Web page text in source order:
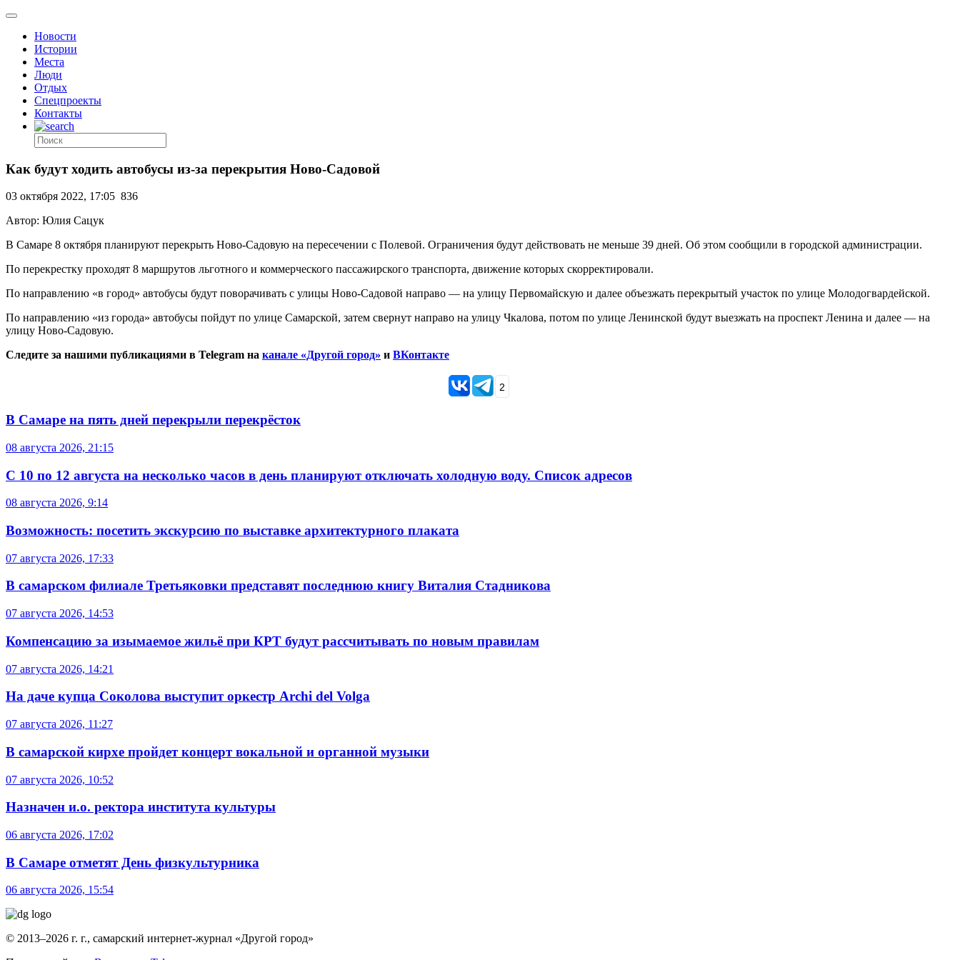
Новости
Истории
Места
Люди
Отдых
Спецпроекты
Контакты
Как будут ходить автобусы из-за перекрытия Ново-Садовой
03 октября 2022, 17:05 836
Автор: Юлия Сацук
В Самаре 8 октября планируют перекрыть Ново-Садовую на пересечении с Полевой. Ограничения будут действовать не меньше 39 дней. Об этом сообщили в городской администрации.
По перекрестку проходят 8 маршрутов льготного и коммерческого пассажирского транспорта, движение которых скорректировали.
По направлению «в город» автобусы будут поворачивать с улицы Ново-Садовой направо — на улицу Первомайскую и далее объезжать перекрытый участок по улице Молодогвардейской.
По направлению «из города» автобусы пойдут по улице Самарской, затем свернут направо на улицу Чкалова, потом по улице Ленинской будут выезжать на проспект Ленина и далее — на
улицу Ново-Садовую.
Следите за нашими публикациями в Telegram на канале «Другой город» и ВКонтакте
2
В Самаре на пять дней перекрыли перекрёсток
08 августа 2026, 21:15
С 10 по 12 августа на несколько часов в день планируют отключать холодную воду. Список адресов
08 августа 2026, 9:14
Возможность: посетить экскурсию по выставке архитектурного плаката
07 августа 2026, 17:33
В самарском филиале Третьяковки представят последнюю книгу Виталия Стадникова
07 августа 2026, 14:53
Компенсацию за изымаемое жильё при КРТ будут рассчитывать по новым правилам
07 августа 2026, 14:21
На даче купца Соколова выступит оркестр Archi del Volga
07 августа 2026, 11:27
В самарской кирхе пройдет концерт вокальной и органной музыки
07 августа 2026, 10:52
Назначен и.о. ректора института культуры
06 августа 2026, 17:02
В Самаре отметят День физкультурника
06 августа 2026, 15:54
© 2013–2026 г. г., самарский интернет-журнал «Другой город»